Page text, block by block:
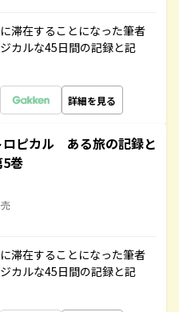
滞在することになった筆者
カルな45日間の記録と記
詳細を見る
ロピカル ある旅の記録と
巻
滞在することになった筆者
カルな45日間の記録と記